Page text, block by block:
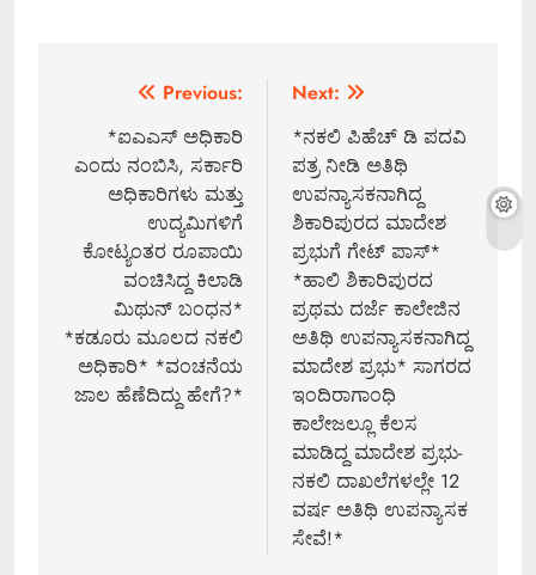
navigation
Previous:
*ಐಎಎಸ್ ಅಧಿಕಾರಿ
ಎಂದು ನಂಬಿಸಿ, ಸರ್ಕಾರಿ
ಅಧಿಕಾರಿಗಳು ಮತ್ತು
ಉದ್ಯಮಿಗಳಿಗೆ
ಕೋಟ್ಯಂತರ ರೂಪಾಯಿ
ವಂಚಿಸಿದ್ದ ಕಿಲಾಡಿ
ಮಿಥುನ್ ಬಂಧನ*
*ಕಡೂರು ಮೂಲದ ನಕಲಿ
ಅಧಿಕಾರಿ* *ವಂಚನೆಯ
ಜಾಲ ಹೆಣೆದಿದ್ದು ಹೇಗೆ?*
Next:
*ನಕಲಿ ಪಿಹೆಚ್ ಡಿ ಪದವಿ
ಪತ್ರ ನೀಡಿ ಅತಿಥಿ
ಉಪನ್ಯಾಸಕನಾಗಿದ್ದ
ಶಿಕಾರಿಪುರದ ಮಾದೇಶ
ಪ್ರಭುಗೆ ಗೇಟ್ ಪಾಸ್*
*ಹಾಲಿ ಶಿಕಾರಿಪುರದ
ಪ್ರಥಮ ದರ್ಜೆ ಕಾಲೇಜಿನ
ಅತಿಥಿ ಉಪನ್ಯಾಸಕನಾಗಿದ್ದ
ಮಾದೇಶ ಪ್ರಭು* ಸಾಗರದ
ಇಂದಿರಾಗಾಂಧಿ
ಕಾಲೇಜಲ್ಲೂ ಕೆಲಸ
ಮಾಡಿದ್ದ ಮಾದೇಶ ಪ್ರಭು-
ನಕಲಿ ದಾಖಲೆಗಳಲ್ಲೇ 12
ವರ್ಷ ಅತಿಥಿ ಉಪನ್ಯಾಸಕ
ಸೇವೆ!*